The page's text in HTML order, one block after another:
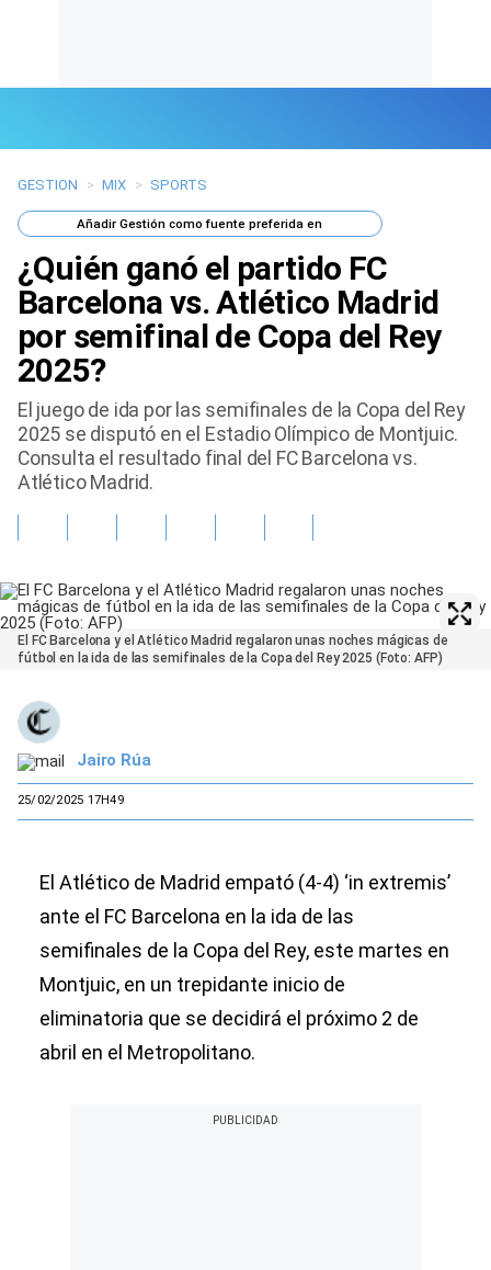
Últimas Noticias
Mi Bolsillo
Respuestas
Gente
Tendencias Mix
Sports
GESTION > MIX > SPORTS
AñadirGestión como fuente preferida en
¿Quién ganó el partido FC
Barcelona vs. Atlético Madrid
por semifinal de Copa del Rey
2025?
El juego de ida por las semifinales de la Copa del Rey
2025 se disputó en el Estadio Olímpico de Montjuic.
Consulta el resultado final del FC Barcelona vs.
Atlético Madrid.
El FC Barcelona y el Atlético Madrid regalaron unas noches mágicas de
fútbol en la ida de las semifinales de la Copa del Rey 2025 (Foto: AFP)
Jairo Rúa
25/02/2025 17H49
El Atlético de Madrid empató (4-4) ‘in extremis’
ante el FC Barcelona en la ida de las
semifinales de la Copa del Rey, este martes en
Montjuic, en un trepidante inicio de
eliminatoria que se decidirá el próximo 2 de
abril en el Metropolitano.